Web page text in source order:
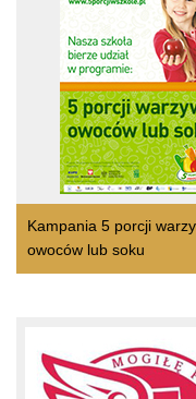
Kampania 5 porcji
owoców lub soku